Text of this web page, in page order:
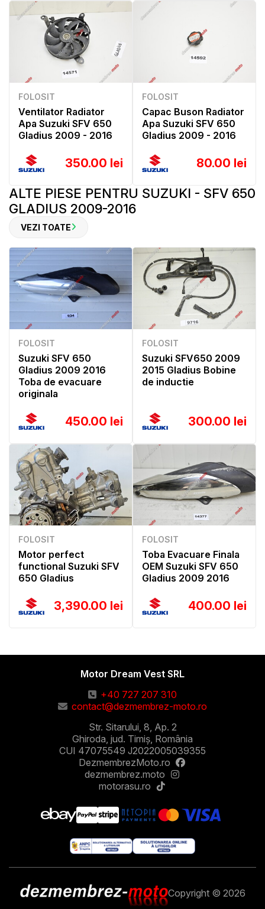
FOLOSIT
Ventilator Radiator
Apa Suzuki SFV 650
Gladius 2009 - 2016
350.00 lei
FOLOSIT
Capac Buson Radiator
Apa Suzuki SFV 650
Gladius 2009 - 2016
80.00 lei
ALTE PIESE PENTRU SUZUKI - SFV 650
GLADIUS 2009-2016
VEZI TOATE
FOLOSIT
Suzuki SFV 650
Gladius 2009 2016
Toba de evacuare
originala
450.00 lei
FOLOSIT
Suzuki SFV650 2009
2015 Gladius Bobine
de inductie
300.00 lei
FOLOSIT
Motor perfect
functional Suzuki SFV
650 Gladius
3,390.00 lei
FOLOSIT
Toba Evacuare Finala
OEM Suzuki SFV 650
Gladius 2009 2016
400.00 lei
Motor Dream Vest SRL
+40 727 207 310
contact@dezmembrez-moto.ro
Str. Sitarului, 8, Ap. 2
Ghiroda, jud. Timiș, România
CUI 47075549 J2022005039355
DezmembrezMoto.ro
dezmembrez.moto
motorasu.ro
Copyright © 2026